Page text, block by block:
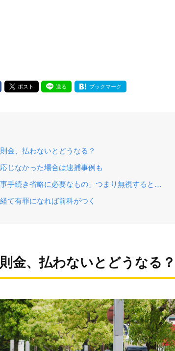
ポスト 送る ブックマーク
金、払わないとどうなる？
じなかった場合は逮捕事例も
事手続き省略に必要なもの」つまり無視すると…
て有罪になれば前科がつく
金、払わないとどうなる？